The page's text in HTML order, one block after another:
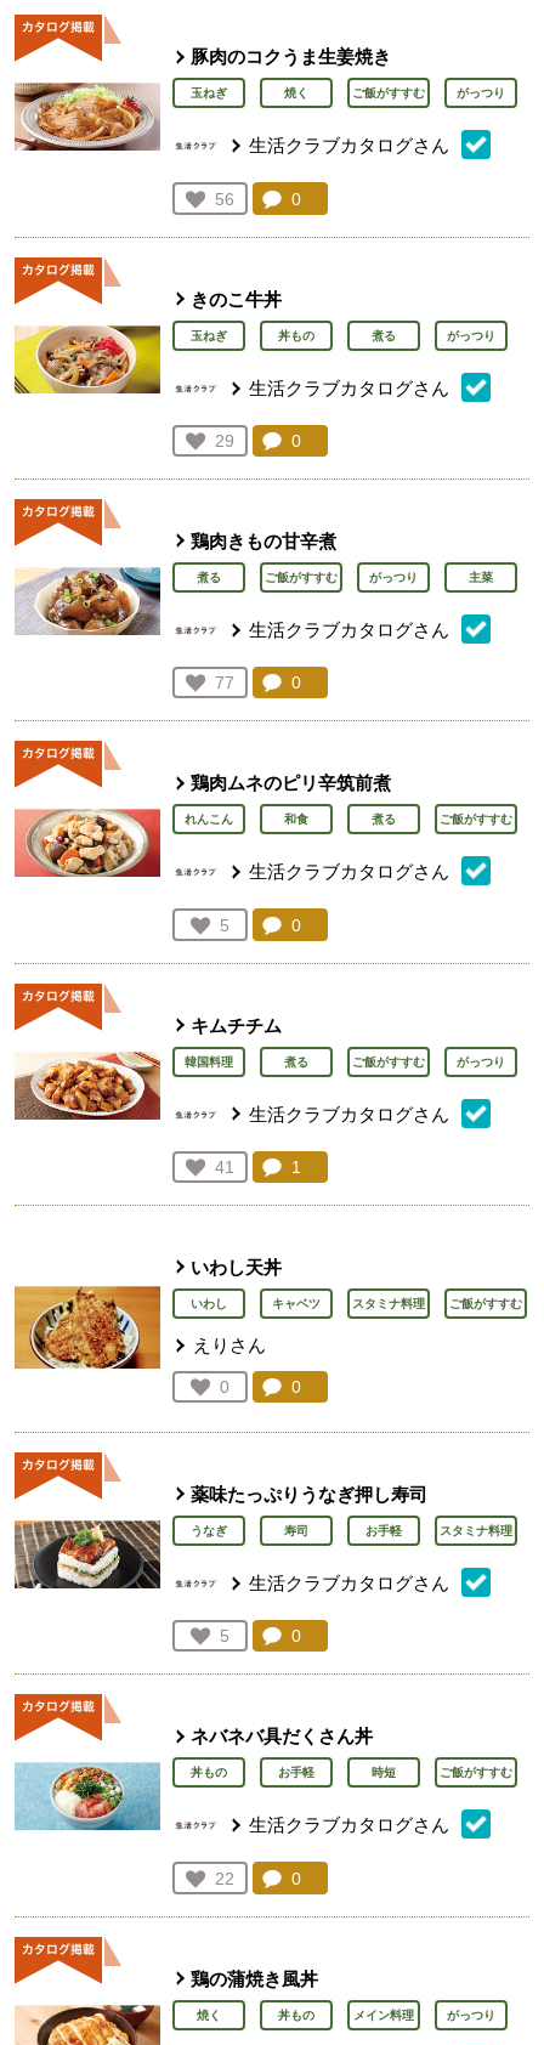
豚肉のコクうま生姜焼き
玉ねぎ 焼く ご飯がすすむ がっつり
生活クラブカタログさん
お気に入り登録：
56
人が登録
コメント：
0
きのこ牛丼
玉ねぎ 丼もの 煮る がっつり
生活クラブカタログさん
お気に入り登録：
29
人が登録
コメント：
0
鶏肉きもの甘辛煮
煮る ご飯がすすむ がっつり 主菜
生活クラブカタログさん
お気に入り登録：
77
人が登録
コメント：
0
鶏肉ムネのピリ辛筑前煮
れんこん 和食 煮る ご飯がすすむ
生活クラブカタログさん
お気に入り登録：
5
人が登録
コメント：
0
キムチチム
韓国料理 煮る ご飯がすすむ がっつり
生活クラブカタログさん
お気に入り登録：
41
人が登録
コメント：
1
いわし天丼
いわし キャベツ スタミナ料理 ご飯がすすむ
えりさん
お気に入り登録：
0
人が登録
コメント：
0
薬味たっぷりうなぎ押し寿司
うなぎ 寿司 お手軽 スタミナ料理
生活クラブカタログさん
お気に入り登録：
5
人が登録
コメント：
0
ネバネバ具だくさん丼
丼もの お手軽 時短 ご飯がすすむ
生活クラブカタログさん
お気に入り登録：
22
人が登録
コメント：
0
鶏の蒲焼き風丼
焼く 丼もの メイン料理 がっつり